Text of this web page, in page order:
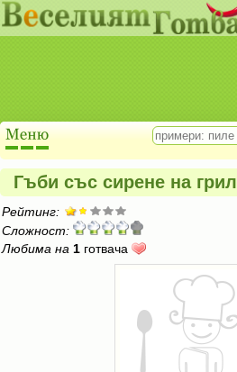
Гъби със сирене на грил
Рейтинг:
Сложност:
Любима на 1 готвача